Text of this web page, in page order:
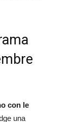
con le
una